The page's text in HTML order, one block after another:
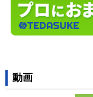
動画